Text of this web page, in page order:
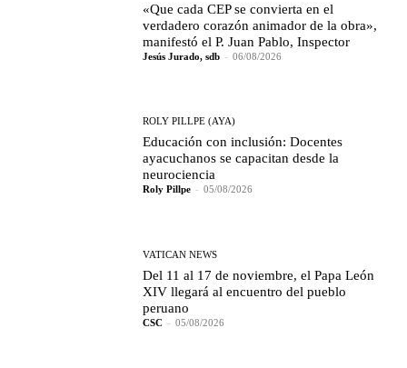
«Que cada CEP se convierta en el
verdadero corazón animador de la obra»,
manifestó el P. Juan Pablo, Inspector
Jesús Jurado, sdb - 06/08/2026
ROLY PILLPE (AYA)
Educación con inclusión: Docentes
ayacuchanos se capacitan desde la
neurociencia
Roly Pillpe - 05/08/2026
VATICAN NEWS
Del 11 al 17 de noviembre, el Papa León
XIV llegará al encuentro del pueblo
peruano
CSC - 05/08/2026